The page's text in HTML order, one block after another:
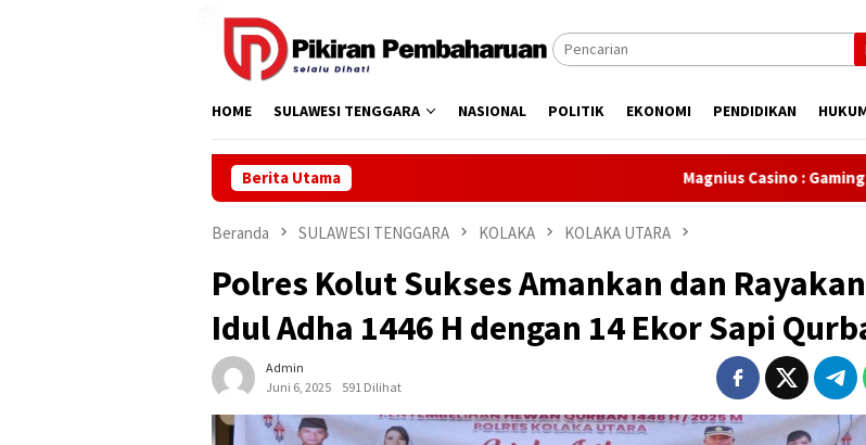
HOME SULAWESI TENGGARA NASIONAL POLITIK EKONOMI PENDIDIKAN
Berita Utama Magnius Casino : Gaming rapide pour
Beranda SULAWESI TENGGARA KOLAKA KOLAKA UTARA
Polres Kolut Sukses Amankan dan Rayakan
Idul Adha 1446 H dengan 14 Ekor Sapi
Admin
Juni 6, 2025
591 Dilihat